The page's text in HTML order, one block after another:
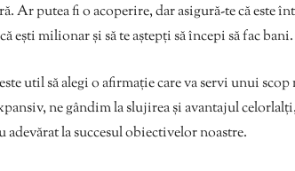
Ar putea fi o acoperire, dar asigură-te că este
ești milionar și să te aștepți să începi să fac bani.
util să alegi o afirmație care va servi unui
ne gândim la slujirea și avantajul
adevărat la succesul obiectivelor noastre.